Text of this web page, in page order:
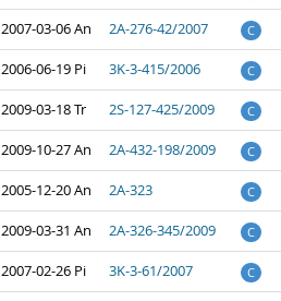
2007-03-06 An 2A-276-42/2007 C
2006-06-19 Pi 3K-3-415/2006 C
2009-03-18 Tr 2S-127-425/2009 C
2009-10-27 An 2A-432-198/2009 C
2005-12-20 An 2A-323 C
2009-03-31 An 2A-326-345/2009 C
2007-02-26 Pi 3K-3-61/2007 C